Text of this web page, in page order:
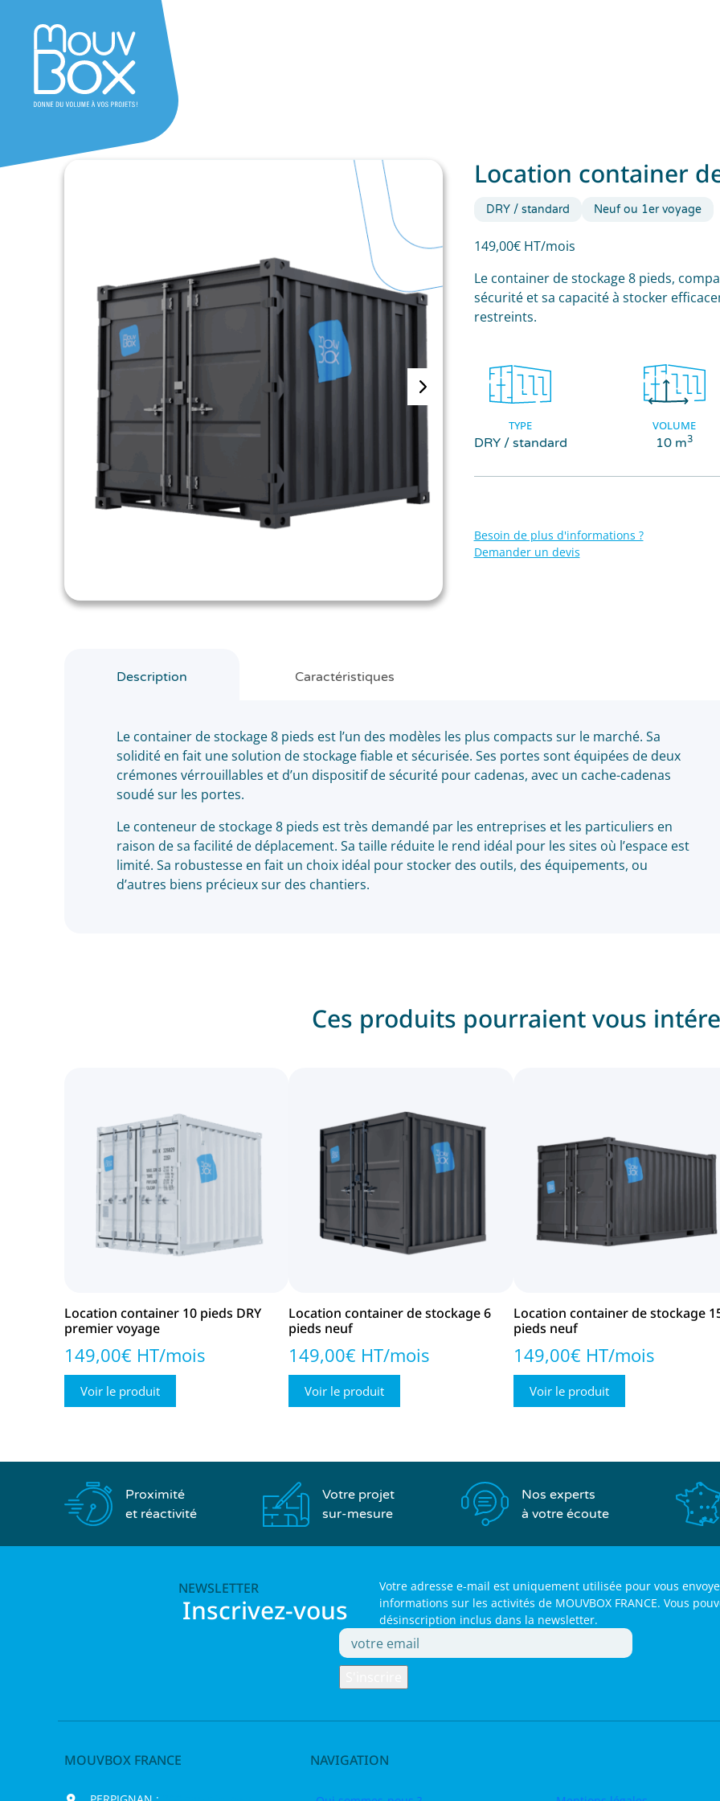
Location container
DRY / standard Neuf ou 1er voyage
149,00€ HT/mois
Le container de stockage 8 pieds,
sécurité et sa capacité à stocker
restreints.
TYPE
DRY / standard
VOLUME
10 m3
Besoin de plus d'informations ?
Demander un devis
Description Caractéristiques
Le container de stockage 8 pieds est l’un des modèles les plus compacts sur le marché. Sa
solidité en fait une solution de stockage fiable et sécurisée. Ses portes sont équipées de deux
crémones vérrouillables et d’un dispositif de sécurité pour cadenas, avec un cache-cadenas
soudé sur les portes.
Le conteneur de stockage 8 pieds est très demandé par les entreprises et les particuliers en
raison de sa facilité de déplacement. Sa taille réduite le rend idéal pour les sites où l’espace est
limité. Sa robustesse en fait un choix idéal pour stocker des outils, des équipements, ou
d’autres biens précieux sur des chantiers.
Ces produits pourraient vous
Location container 10 pieds DRY
premier voyage
149,00€ HT/mois
Voir le produit
Location container de stockage 6
pieds neuf
149,00€ HT/mois
Voir le produit
Location container de stockage
pieds neuf
149,00€ HT/mois
Voir le produit
Proximité
et réactivité
Votre projet
sur-mesure
Nos experts
à votre écoute
NEWSLETTER
Inscrivez-vous
Votre adresse e-mail est uniquement utilisée pour vous
informations sur les activités de MOUVBOX FRANCE. Vous
désinscription inclus dans la newsletter.
MOUVBOX FRANCE NAVIGATION